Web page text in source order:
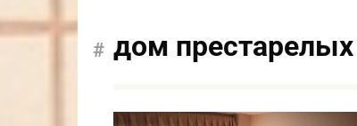
дом престарелых